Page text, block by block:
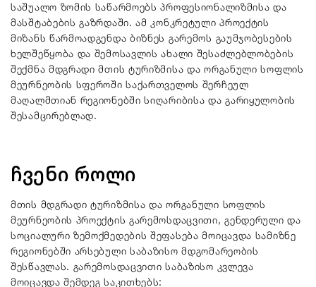
საშუალო ზომის საწარმოებს პროფესიონალიზმისა და
მასშტაბების გაზრდაში. ამ კონკრეტული პროექტის
მიზანს წარმოადგენდა ბიზნეს გარემოს გაუმჯობესების
ხელშეწყობა და შემოსავლის ახალი შესაძლებლობების
შექმნა მდგრადი მთის ტურიზმისა და ორგანული სოფლის
მეურნეობის სფეროში საქართველოს შერჩეულ
მაღალმთიან რეგიონებში სიღარიბისა და გარიყულობის
შესამცირებლად.
ჩვენი როლი
მთის მდგრადი ტურიზმისა და ორგანული სოფლის
მეურნეობის პროექტის გარემოსდაცვითი, გენდერული და
სოციალური ზემოქმედების შეფასება მოიცავდა სამიზნე
რეგიონებში არსებული საბაზისო მდგომარეობის
შესწავლას. გარემოსდაცვითი საბაზისო კვლევა
მოიცავდა შემდეგ საკითხებს: